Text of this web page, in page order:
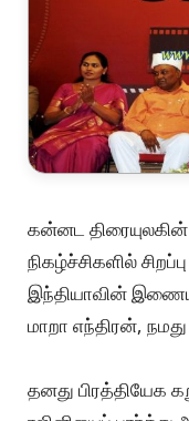
கன்னட
நிகழ்ச்சிகளில்
இந்தியாவின்
மாறா எந்திரன்,
தனது பிரத்தியேக